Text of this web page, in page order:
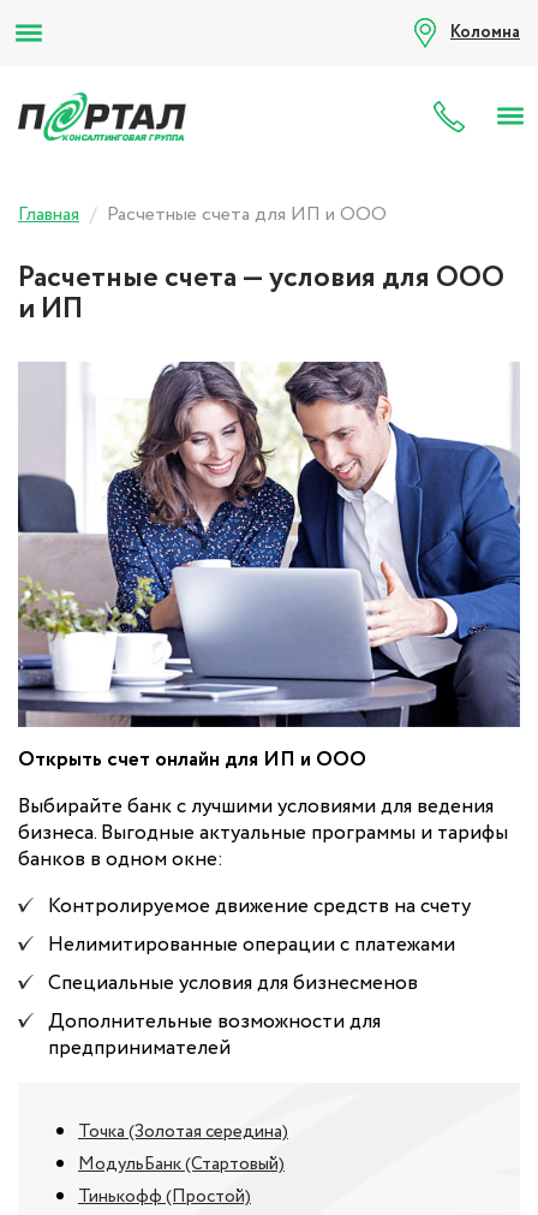
Коломна
8
Главная Расчетные счета для ИП и ООО
Расчетные счета — условия для ООО
и ИП
Открыть счет онлайн для ИП и ООО
Выбирайте банк с лучшими условиями для ведения
бизнеса. Выгодные актуальные программы и тарифы
банков в одном окне:
Контролируемое движение средств на счету
Нелимитированные операции с платежами
Специальные условия для бизнесменов
Дополнительные возможности для
предпринимателей
Точка (Золотая середина)
МодульБанк (Стартовый)
Тинькофф (Простой)